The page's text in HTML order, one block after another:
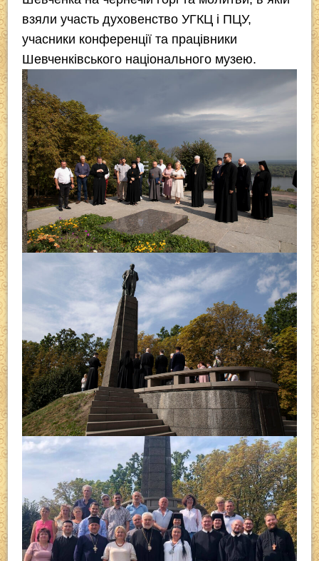
взяли участь духовенство УГКЦ і ПЦУ,
учасники конференції та працівники
Шевченківського національного музею.